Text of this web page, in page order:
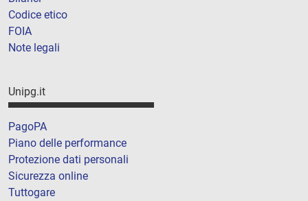
Codice etico
FOIA
Note legali
Unipg.it
PagoPA
Piano delle performance
Protezione dati personali
Sicurezza online
Tuttogare